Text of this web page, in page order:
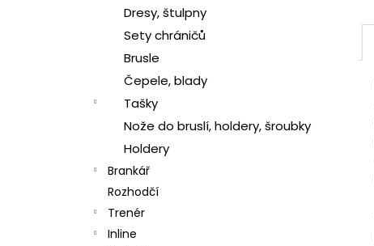
Dresy, štulpny
Sety chráničů
Brusle
Čepele, blady
Tašky
Nože do bruslí, holdery, šroubky
Holdery
Brankář
Rozhodčí
Trenér
Inline